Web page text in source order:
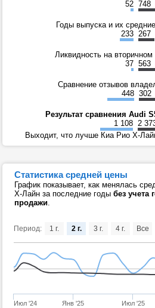
52 748
Годы выпуска и их
233 267
Ликвидность на вторичном
37 563
Сравнение отзывов
448 302
Результат сравнения Audi
1 108 2
Выходит, что лучше Киа Рио Х-
Статистика средней цены
График показывает, как менялась
Х-Лайн за последние годы без учета
продажи
Период:
Июл '24 Янв '25 Июл '25
1 г. 2 г. 3 г. 4 г. Все